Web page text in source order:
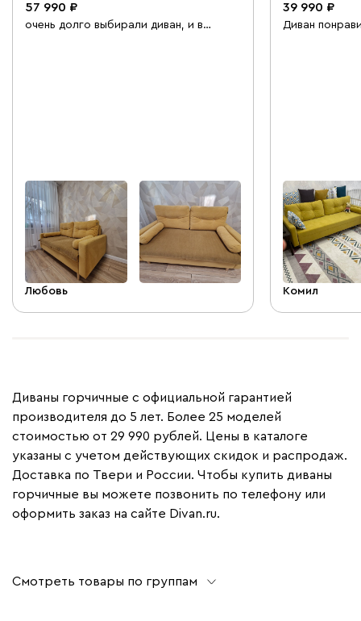
57 990
очень долго выбирали диван, и в
эта расцветка выигрышна, мелкие
соринки не бросаются в глаза, не
маркий цвет.
Любовь
39 990
Диван
спинку).
продажа
показали
либо
бойтесь
или какие-то
один
Молодцы, так
Комил
Диваны горчичные с официальной гарантией
производителя до 5 лет. Более 25 моделей
стоимостью от 29 990 рублей. Цены в каталоге
указаны с учетом действующих скидок и распродаж.
Доставка по Твери и России. Чтобы купить диваны
горчичные вы можете позвонить по телефону или
оформить заказ на сайте Divan.ru.
Смотреть товары по группам